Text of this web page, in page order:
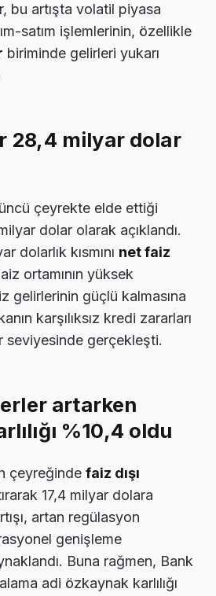
bu artışta volatil piyasa
satım işlemlerinin, özellikle
biriminde gelirleri yukarı
28,4 milyar dolar
çeyrekte elde ettiği
dolar olarak açıklandı.
dolarlık kısmını net faiz
ortamının yüksek
gelirlerinin güçlü kalmasına
karşılıksız kredi zararları
seviyesinde gerçekleşti.
artarken
%10,4 oldu
çeyreğinde faiz dışı
17,4 milyar dolara
artan regülasyon
genişleme
Buna rağmen, Bank
adi özkaynak karlılığı